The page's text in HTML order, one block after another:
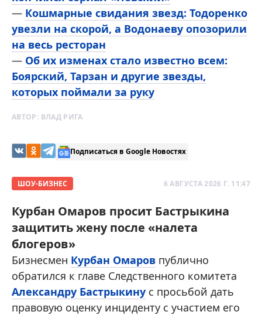
— Кошмарные свидания звезд: Тодоренко
увезли на скорой, а Водонаеву опозорили
на весь ресторан
— Об их изменах стало известно всем:
Боярский, Тарзан и другие звезды,
которых поймали за руку
АВТОР: ВЛАД РИГА
Подписаться в Google Новостях
ШОУ-БИЗНЕС 6 АВГУСТА 2026 Г. 11:47
Курбан Омаров просит Бастрыкина
защитить жену после «налета
блогеров»
Бизнесмен Курбан Омаров публично
обратился к главе Следственного комитета
Александру Бастрыкину с просьбой дать
правовую оценку инциденту с участием его